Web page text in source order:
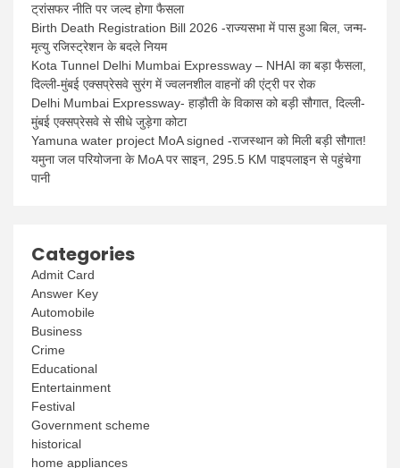
ट्रांसफर नीति पर जल्द होगा फैसला
Birth Death Registration Bill 2026 -राज्यसभा में पास हुआ बिल, जन्म-
मृत्यु रजिस्ट्रेशन के बदले नियम
Kota Tunnel Delhi Mumbai Expressway – NHAI का बड़ा फैसला,
दिल्ली-मुंबई एक्सप्रेसवे सुरंग में ज्वलनशील वाहनों की एंट्री पर रोक
Delhi Mumbai Expressway- हाड़ौती के विकास को बड़ी सौगात, दिल्ली-
मुंबई एक्सप्रेसवे से सीधे जुड़ेगा कोटा
Yamuna water project MoA signed -राजस्थान को मिली बड़ी सौगात!
यमुना जल परियोजना के MoA पर साइन, 295.5 KM पाइपलाइन से पहुंचेगा
पानी
Categories
Admit Card
Answer Key
Automobile
Business
Crime
Educational
Entertainment
Festival
Government scheme
historical
home appliances